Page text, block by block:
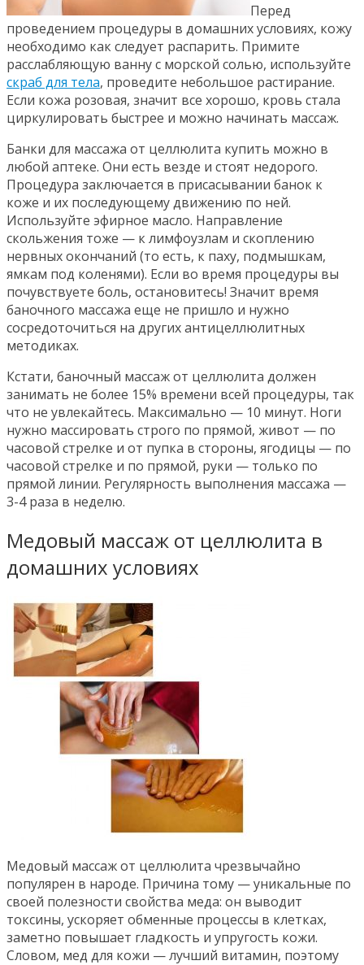
Перед
проведением процедуры в домашних условиях, кожу
необходимо как следует распарить. Примите
расслабляющую ванну с морской солью, используйте
скраб для тела, проведите небольшое растирание.
Если кожа розовая, значит все хорошо, кровь стала
циркулировать быстрее и можно начинать массаж.
Банки для массажа от целлюлита купить можно в
любой аптеке. Они есть везде и стоят недорого.
Процедура заключается в присасывании банок к
коже и их последующему движению по ней.
Используйте эфирное масло. Направление
скольжения тоже — к лимфоузлам и скоплению
нервных окончаний (то есть, к паху, подмышкам,
ямкам под коленями). Если во время процедуры вы
почувствуете боль, остановитесь! Значит время
баночного массажа еще не пришло и нужно
сосредоточиться на других антицеллюлитных
методиках.
Кстати, баночный массаж от целлюлита должен
занимать не более 15% времени всей процедуры, так
что не увлекайтесь. Максимально — 10 минут. Ноги
нужно массировать строго по прямой, живот — по
часовой стрелке и от пупка в стороны, ягодицы — по
часовой стрелке и по прямой, руки — только по
прямой линии. Регулярность выполнения массажа —
3-4 раза в неделю.
Медовый массаж от целлюлита в
домашних условиях
Медовый массаж от целлюлита чрезвычайно
популярен в народе. Причина тому — уникальные по
своей полезности свойства меда: он выводит
токсины, ускоряет обменные процессы в клетках,
заметно повышает гладкость и упругость кожи.
Словом, мед для кожи — лучший витамин, поэтому